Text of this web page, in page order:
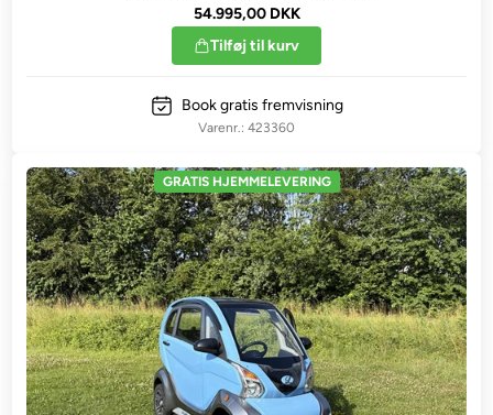
54.995,00 DKK
Tilføj til kurv
Book gratis fremvisning
423360
GRATIS HJEMMELEVERING